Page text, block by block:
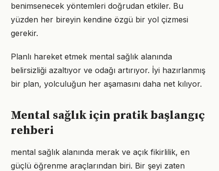
benimsenecek yöntemleri doğrudan etkiler. Bu
yüzden her bireyin kendine özgü bir yol çizmesi
gerekir.
Planlı hareket etmek mental sağlık alanında
belirsizliği azaltıyor ve odağı artırıyor. İyi hazırlanmış
bir plan, yolculuğun her aşamasını daha net kılıyor.
Mental sağlık için pratik başlangıç
rehberi
mental sağlık alanında merak ve açık fikirlilik, en
güçlü öğrenme araçlarından biri. Bir şeyi zaten